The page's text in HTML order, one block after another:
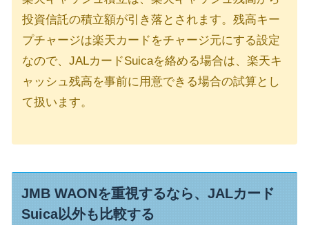
投資信託の積立額が引き落とされます。残高キー
プチャージは楽天カードをチャージ元にする設定
なので、JALカードSuicaを絡める場合は、楽天キ
ャッシュ残高を事前に用意できる場合の試算とし
て扱います。
JMB WAONを重視するなら、JALカード
Suica以外も比較する